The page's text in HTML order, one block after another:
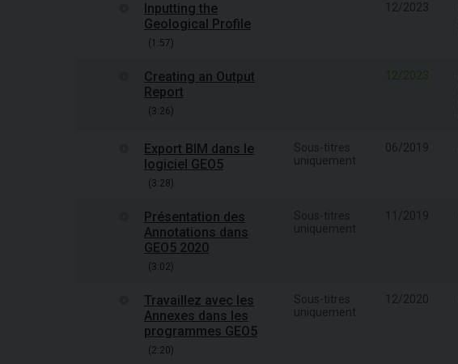
Inputting the
Geological Profile
(1:57)
12/2023
Creating an Output
Report
(3:26)
12/2023
Export BIM dans le
logiciel GEO5
(3:28)
Sous-titres
uniquement
06/2019
Présentation des
Annotations dans
GEO5 2020
(3:02)
Travaillez avec les
Annexes dans les
programmes GEO5
(2:20)
Sous-titres
uniquement
12/2020